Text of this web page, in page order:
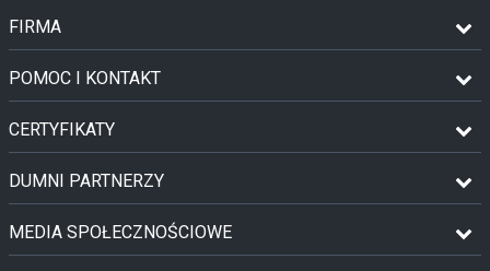
FIRMA
POMOC I KONTAKT
CERTYFIKATY
DUMNI PARTNERZY
MEDIA SPOŁECZNOŚCIOWE